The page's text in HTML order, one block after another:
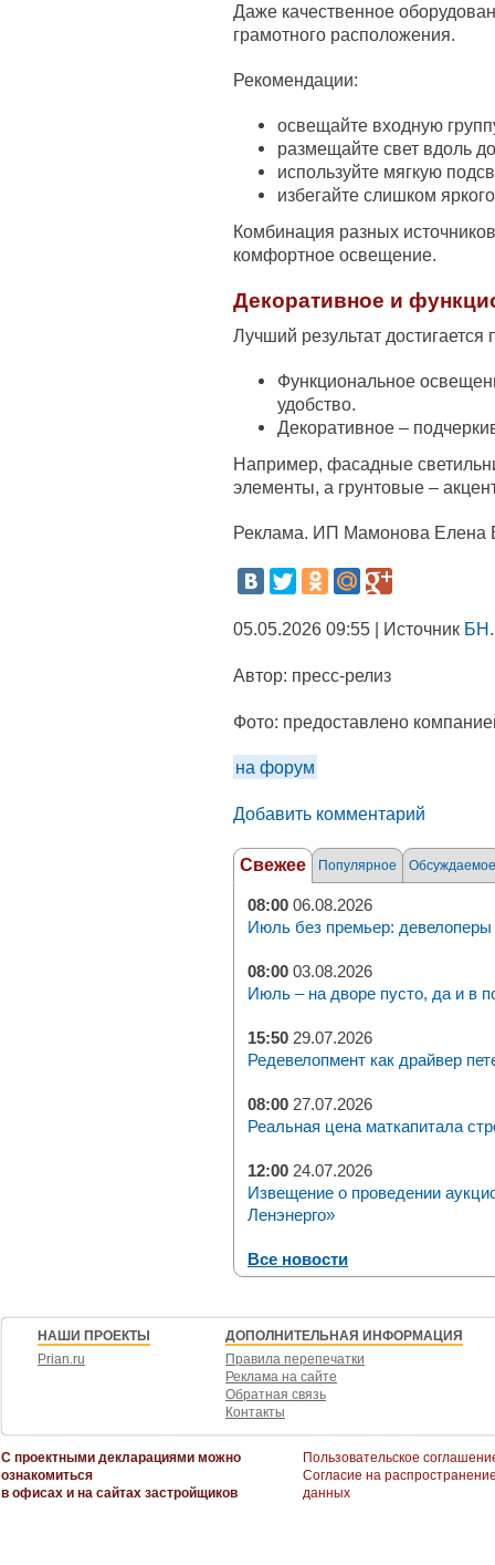
Даже качественное
грамотного расположения.
Рекомендации:
освещайте входную
размещайте свет вдоль
используйте мягкую
избегайте слишком
Комбинация разных
комфортное освещение.
Декоративное и
Лучший результат
Функциональное
удобство.
Декоративное –
Например, фасадные
элементы, а грунтовые –
Реклама. ИП Мамонова Елена
05.05.2026 09:55 | Источник
Автор: пресс-релиз
Фото: предоставлено
на форум
Добавить комментарий
Свежее Популярное Обсуждаемое
08:00 06.08.2026
Июль без премьер: девелоперы
08:00 03.08.2026
Июль – на дворе пусто, да и в
15:50 29.07.2026
Редевелопмент как драйвер
08:00 27.07.2026
Реальная цена маткапитала
12:00 24.07.2026
Извещение о проведении
Ленэнерго»
Все новости
НАШИ ПРОЕКТЫ
Prian.ru
ДОПОЛНИТЕЛЬНАЯ ИНФОРМАЦИЯ
Правила перепечатки
Реклама на сайте
Обратная связь
Контакты
С проектными декларациями можно
ознакомиться
в офисах и на сайтах застройщиков
Пользовательское
Согласие на
данных